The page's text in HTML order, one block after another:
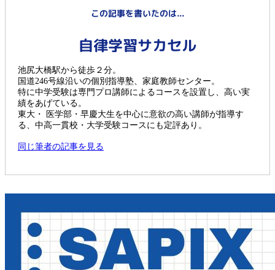
この記事を書いたのは...
自律学習サカセル
池尻大橋駅から徒歩２分。
国道246号線沿いの個別指導塾、家庭教師センター。
特に中学受験は専門プロ講師によるコースを設置し、高い実
績をあげている。
東大・ 医学部・早慶大生を中心に意欲の高い講師が指導す
る、中高一貫校・大学受験コースにも定評あり。
同じ筆者の記事を見る